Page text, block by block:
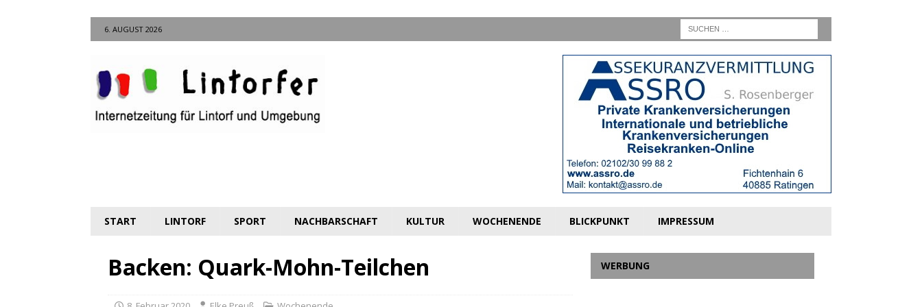
6. AUGUST 2026
START LINTORF SPORT NACHBARSCHAFT KULTUR WOCHENENDE BLICKPUNKT IMPRESSUM
Backen: Quark-Mohn-Teilchen WERBUNG